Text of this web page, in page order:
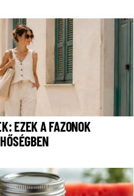
EZEK A FAZONOK